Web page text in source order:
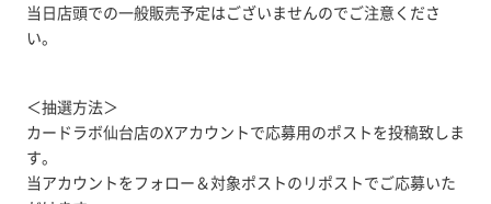
当日店頭での一般販売予定はございませんのでご注意くださ
い。
＜抽選方法＞
カードラボ仙台店のXアカウントで応募用のポストを投稿致しま
す。
当アカウントをフォロー＆対象ポストのリポストでご応募いた